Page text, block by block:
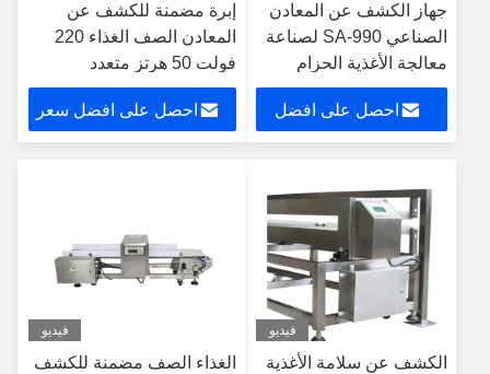
جهاز الكشف عن المعادن
الصناعي SA-990 لصناعة
معالجة الأغذية الحزام
الناقل غير الحديدي
احصل على افضل
إبرة مضمنة للكشف عن
المعادن الصف الغذاء 220
فولت 50 هرتز متعدد
الترددات
احصل على افضل سعر
فيديو
الكشف عن سلامة الأغذية
فيديو
الغذاء الصف مضمنة للكشف